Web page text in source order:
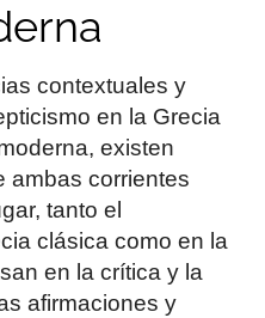
contextuales y
en la Grecia
existen
ambas corrientes
tanto el
clásica como en la
en la crítica y la
afirmaciones y